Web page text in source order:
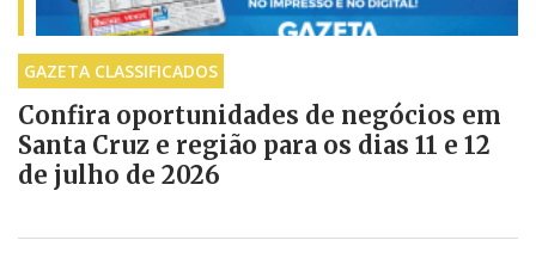
GAZETA CLASSIFICADOS
Confira oportunidades de negócios em
Santa Cruz e região para os dias 11 e 12
de julho de 2026